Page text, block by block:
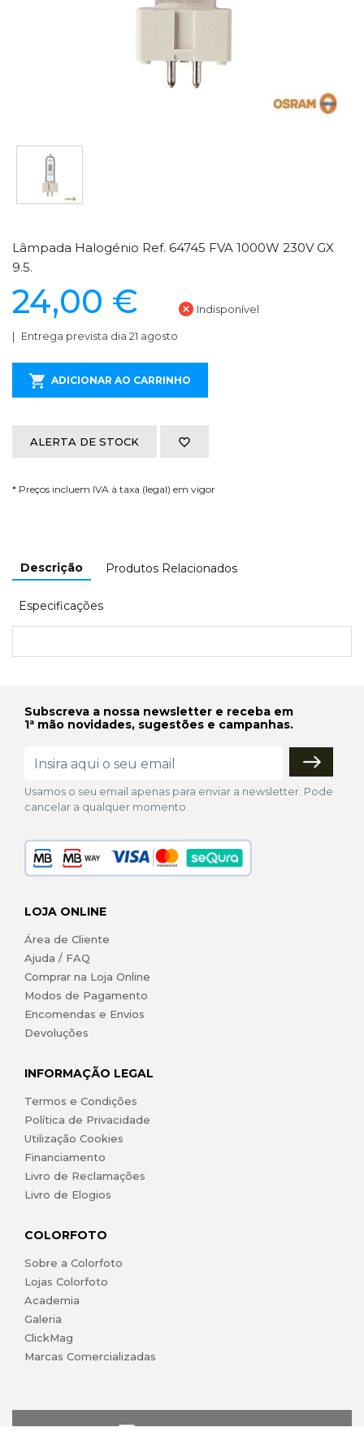
Lâmpada Halogénio Ref. 64745 FVA 1000W 230V GX
9.5.
24,00 € Indisponível
Entrega prevista dia 21 agosto
ADICIONAR AO CARRINHO
ALERTA DE STOCK
* Preços incluem IVA à taxa (legal) em vigor
Descrição Produtos Relacionados
Especificações
Subscreva a nossa newsletter e receba em
1ª mão novidades, sugestões e campanhas.
Usamos o seu email apenas para enviar a newsletter. Pode
cancelar a qualquer momento.
LOJA ONLINE
Área de Cliente
Ajuda / FAQ
Comprar na Loja Online
Modos de Pagamento
Encomendas e Envios
Devoluções
INFORMAÇÃO LEGAL
Termos e Condições
Política de Privacidade
Utilização Cookies
Financiamento
Livro de Reclamações
Livro de Elogios
COLORFOTO
Sobre a Colorfoto
Lojas Colorfoto
Academia
Galeria
ClickMag
Marcas Comercializadas
lojaonline@colorfoto.pt